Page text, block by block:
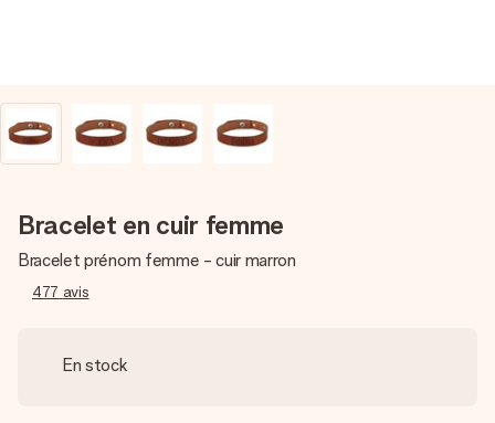
Bracelet en cuir femme
Bracelet prénom femme - cuir marron
477 avis
En stock